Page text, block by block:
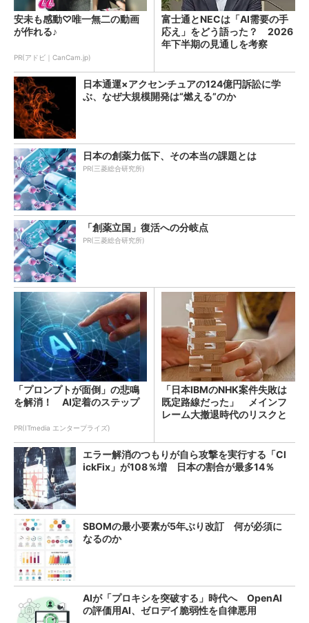
安未も感動♡唯一無二の動画
が作れる♪
PR(アドビ｜CanCam.jp)
富士通とNECは「AI需要の手
応え」をどう語った？ 2026
年下半期の見通しを考察
日本通運×アクセンチュアの124億円訴訟に学
ぶ、なぜ大規模開発は“燃える”のか
日本の創薬力低下、その本当の課題とは
PR(三菱総合研究所)
「創薬立国」復活への分岐点
PR(三菱総合研究所)
「プロンプトが面倒」の悲鳴
を解消！ AI定着のステップ
PR(ITmedia エンタープライズ)
「日本IBMのNHK案件失敗は
既定路線だった」 メインフ
レーム大撤退時代のリスクと
エラー解消のつもりが自ら攻撃を実行する「Cl
ickFix」が108％増 日本の割合が最多14％
SBOMの最小要素が5年ぶり改訂 何が必須に
なるのか
AIが「プロキシを突破する」時代へ OpenAI
の評価用AI、ゼロデイ脆弱性を自律悪用